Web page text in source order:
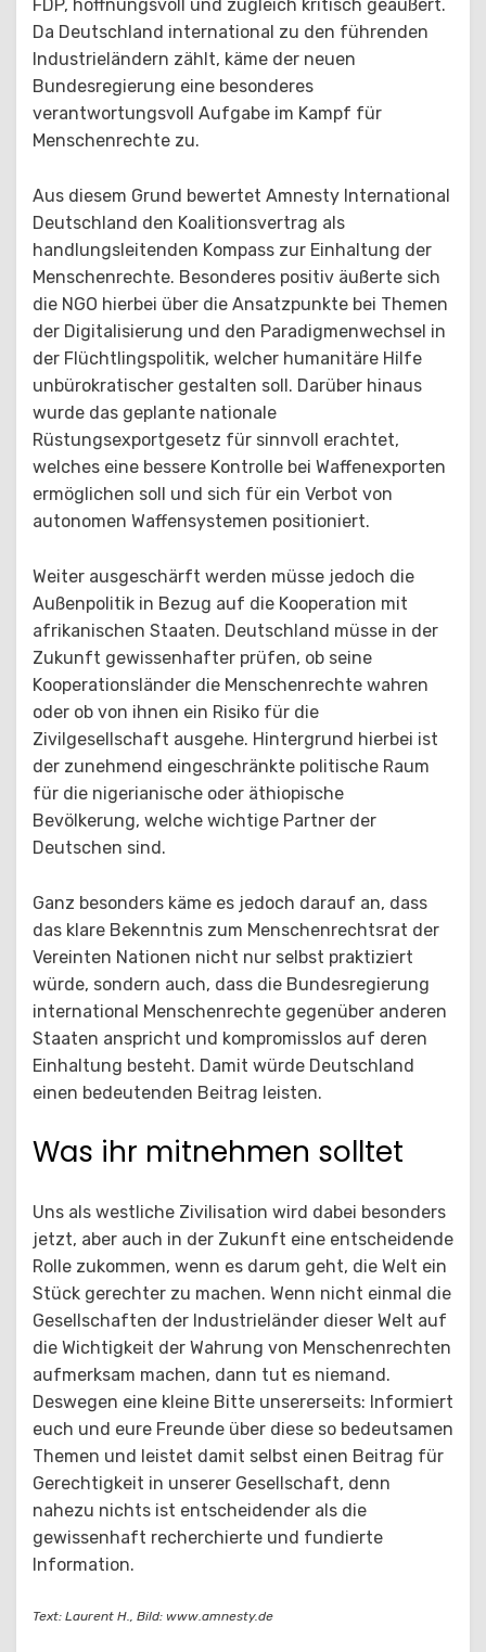
FDP, hoffnungsvoll und zugleich kritisch geäußert.
Da Deutschland international zu den führenden
Industrieländern zählt, käme der neuen
Bundesregierung eine besonderes
verantwortungsvoll Aufgabe im Kampf für
Menschenrechte zu.
Aus diesem Grund bewertet Amnesty International
Deutschland den Koalitionsvertrag als
handlungsleitenden Kompass zur Einhaltung der
Menschenrechte. Besonderes positiv äußerte sich
die NGO hierbei über die Ansatzpunkte bei Themen
der Digitalisierung und den Paradigmenwechsel in
der Flüchtlingspolitik, welcher humanitäre Hilfe
unbürokratischer gestalten soll. Darüber hinaus
wurde das geplante nationale
Rüstungsexportgesetz für sinnvoll erachtet,
welches eine bessere Kontrolle bei Waffenexporten
ermöglichen soll und sich für ein Verbot von
autonomen Waffensystemen positioniert.
Weiter ausgeschärft werden müsse jedoch die
Außenpolitik in Bezug auf die Kooperation mit
afrikanischen Staaten. Deutschland müsse in der
Zukunft gewissenhafter prüfen, ob seine
Kooperationsländer die Menschenrechte wahren
oder ob von ihnen ein Risiko für die
Zivilgesellschaft ausgehe. Hintergrund hierbei ist
der zunehmend eingeschränkte politische Raum
für die nigerianische oder äthiopische
Bevölkerung, welche wichtige Partner der
Deutschen sind.
Ganz besonders käme es jedoch darauf an, dass
das klare Bekenntnis zum Menschenrechtsrat der
Vereinten Nationen nicht nur selbst praktiziert
würde, sondern auch, dass die Bundesregierung
international Menschenrechte gegenüber anderen
Staaten anspricht und kompromisslos auf deren
Einhaltung besteht. Damit würde Deutschland
einen bedeutenden Beitrag leisten.
Was ihr mitnehmen solltet
Uns als westliche Zivilisation wird dabei besonders
jetzt, aber auch in der Zukunft eine entscheidende
Rolle zukommen, wenn es darum geht, die Welt ein
Stück gerechter zu machen. Wenn nicht einmal die
Gesellschaften der Industrieländer dieser Welt auf
die Wichtigkeit der Wahrung von Menschenrechten
aufmerksam machen, dann tut es niemand.
Deswegen eine kleine Bitte unsererseits: Informiert
euch und eure Freunde über diese so bedeutsamen
Themen und leistet damit selbst einen Beitrag für
Gerechtigkeit in unserer Gesellschaft, denn
nahezu nichts ist entscheidender als die
gewissenhaft recherchierte und fundierte
Information.
Text: Laurent H., Bild: www.amnesty.de